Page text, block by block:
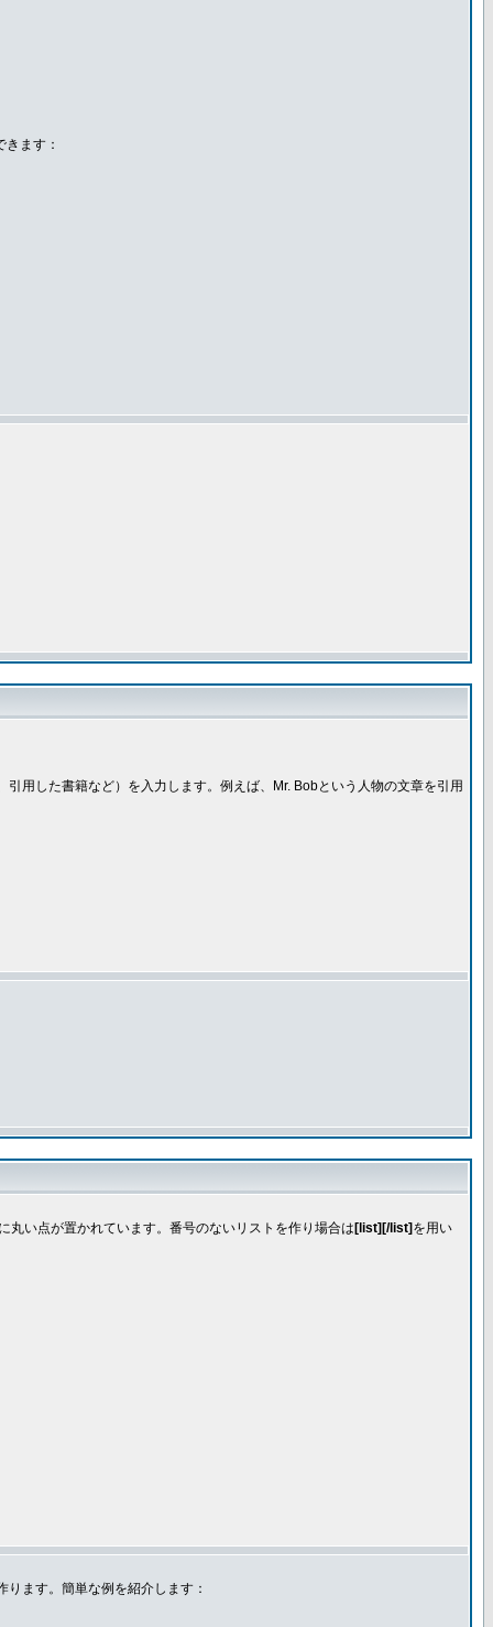
ます：
用した書籍など）を入力します。例えば、Mr. Bobという人物の文章を引用
い点が置かれています。番号のないリストを作り場合は [list][/list] を用い
ります。簡単な例を紹介します：